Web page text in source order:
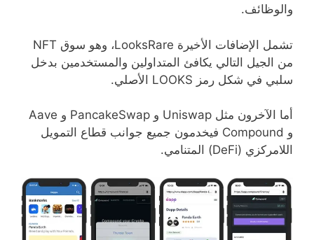
والوظائف.
تشمل الإضافات الأخيرة LooksRare، وهو سوق NFT
من الجيل التالي يكافئ المتداولين والمستخدمين بدخل
سلبي في شكل رمز LOOKS الأصلي.
أما الآخرون مثل Uniswap و PancakeSwap و Aave
و Compound فيخدمون جميع جوانب قطاع التمويل
اللامركزي (DeFi) المتنامي.